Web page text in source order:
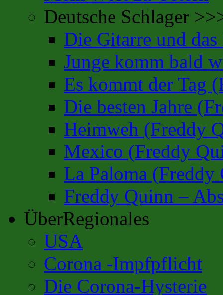
Deutsche Schlager
Die Gitarre und
Junge komm bald
Es kommt der Tag
Die besten Jahre
Heimweh (Freddy
Mexico (Freddy
La Paloma (Freddy
Freddy Quinn –
ÜberRegionales
USA
Corona -Impfpflicht
Die Corona-Hysterie